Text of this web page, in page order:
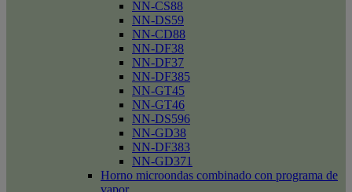
NN-CS88
NN-DS59
NN-CD88
NN-DF38
NN-DF37
NN-DF385
NN-GT45
NN-GT46
NN-DS596
NN-GD38
NN-DF383
NN-GD371
Horno microondas combinado con programa de
vapor